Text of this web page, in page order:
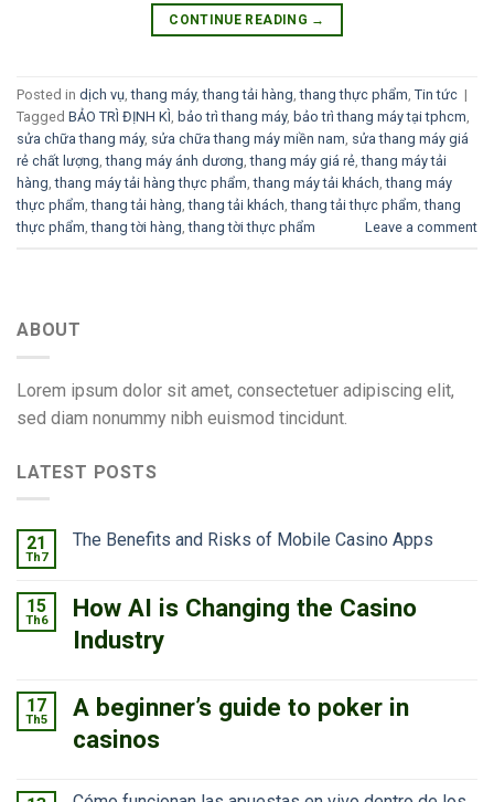
CONTINUE READING →
Posted in dịch vụ,thang máy,thang tải hàng,thang thực phẩm, Tin tức |
Tagged BẢO TRÌ ĐỊNH KÌ, bảo trì thang máy, bảo trì thang máy tại tphcm,
sửa chữa thang máy, sửa chữa thang máy miền nam, sửa thang máy giá
rẻ chất lượng,thang máy ánh dương,thang máy giá rẻ,thang máy tải
hàng,thang máy tải hàng thực phẩm,thang máy tải khách,thang máy
thực phẩm,thang tải hàng,thang tải khách,thang tải thực phẩm,thang
thực phẩm,thang tời hàng,thang tời thực phẩm Leave a comment
ABOUT
Lorem ipsum dolor sit amet, consectetuer adipiscing elit,
sed diam nonummy nibh euismod tincidunt.
LATEST POSTS
21
Th7
The Benefits and Risks of Mobile Casino Apps
15
Th6
How AI is Changing the Casino
Industry
17
Th5
A beginner’s guide to poker in
casinos